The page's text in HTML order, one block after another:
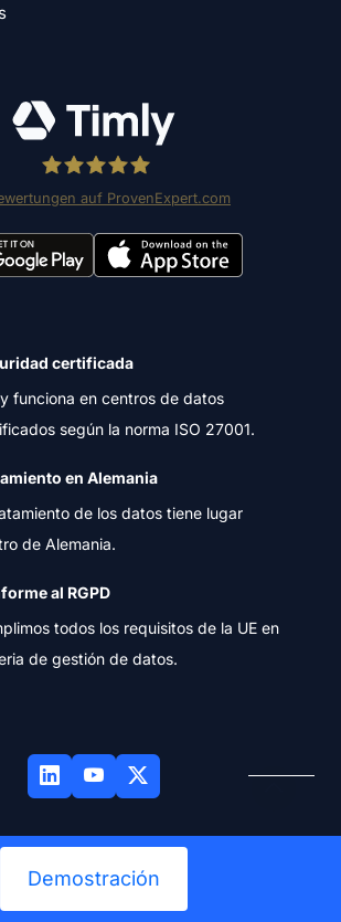
Timly Software AG
auf ProvenExpert.com
certificada
funciona en centros de datos
según la norma ISO 27001.
en Alemania
de los datos tiene lugar
de Alemania.
al RGPD
todos los requisitos de la UE en
de gestión de datos.
Términos de servicio
Demostración